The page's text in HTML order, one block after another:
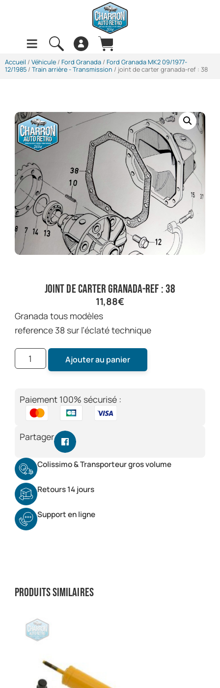
Accueil / Véhicule / Ford Granada / Ford Granada MK2 09/1977-
12/1985 / Train arrière - Transmission / joint de carter granada-ref : 38
joint de carter granada-ref : 38
11,88€
granada tous modèles
reference 38 sur l’éclaté technique
Ajouter au panier
Paiement 100% sécurisé :
Partager
Colissimo & Transporteur gros volume
Retours 14 jours
Support en ligne
Produits similaires